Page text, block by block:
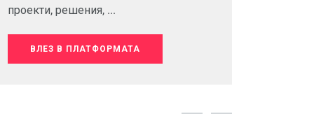
проекти, решения, ...
ВЛЕЗ В ПЛАТФОРМАТА